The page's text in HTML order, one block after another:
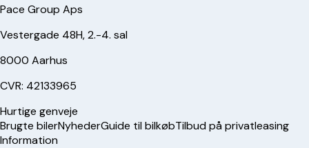
Pace Group Aps
Vestergade 48H, 2.-4. sal
8000 Aarhus
CVR: 42133965
Hurtige genveje
Brugte bilerNyhederGuide til bilkøbTilbud på privatleasing
Information